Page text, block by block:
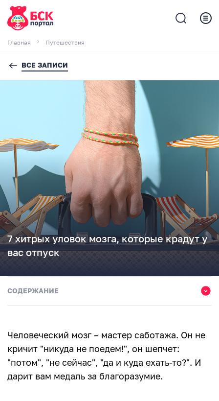
Главная Путешествия
ВСЕ ЗАПИСИ
7 хитрых уловок мозга, которые крадут у
вас отпуск
СОДЕРЖАНИЕ
Как мозг подсовывает нам ложный график
Страх потратить деньги
Я не знаю, куда ехать
Неинтересный маршрут
Человеческий мозг – мастер саботажа. Он не
кричит "никуда не поедем!", он шепчет:
"потом", "не сейчас", "да и куда ехать-то?". И
дарит вам медаль за благоразумие.